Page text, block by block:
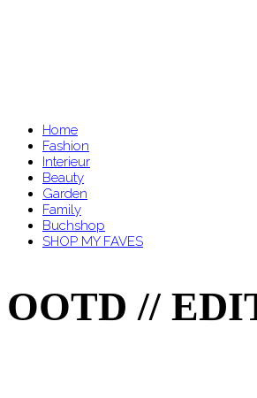
Home
Fashion
Interieur
Beauty
Garden
Family
Buchshop
SHOP MY FAVES
OOTD //